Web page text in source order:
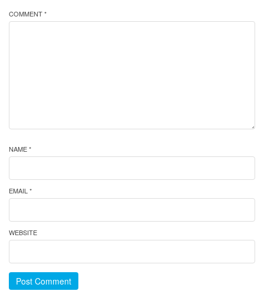
COMMENT *
NAME *
EMAIL *
WEBSITE
Post Comment